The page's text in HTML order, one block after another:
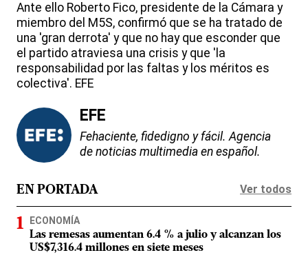
Ante ello Roberto Fico, presidente de la Cámara y
miembro del M5S, confirmó que se ha tratado de
una 'gran derrota' y que no hay que esconder que
el partido atraviesa una crisis y que 'la
responsabilidad por las faltas y los méritos es
colectiva'. EFE
EFE
Fehaciente, fidedigno y fácil. Agencia
de noticias multimedia en español.
EN PORTADA Ver todos
ECONOMÍA
Las remesas aumentan 6.4 % a julio y alcanzan los
US$7,316.4 millones en siete meses